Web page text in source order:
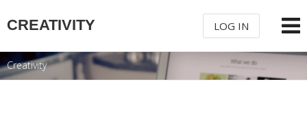
CREATIVITY LOG IN
Creativity USERNAME